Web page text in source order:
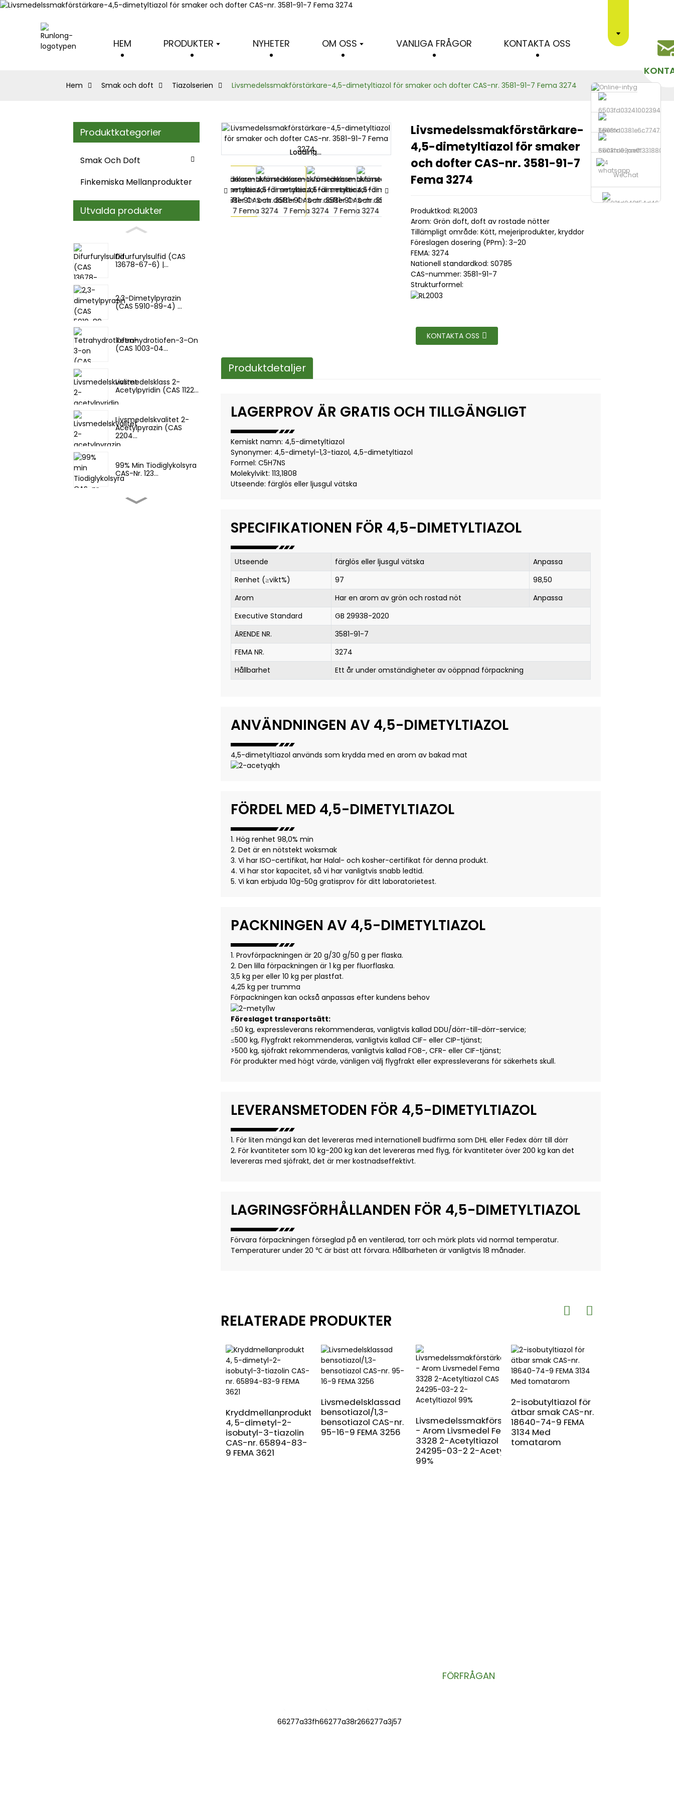
HEM PRODUKTER NYHETER OM OSS VANLIGA FRÅGOR KONTAKTA OSS
Telefon
Skicka e-post
whatsapp
WeChat
Tiazolserien
Hem Smak och doft Tiazolserien Livsmedelssmakförstärkare-4,5-dimetyltiazol för smaker och dofter CAS-nr. 3581-91-7 Fema 3274
Produktkategorier
Smak Och Doft
Finkemiska Mellanprodukter
Utvalda produkter
Difurfurylsulfid (CAS
13678-67-6) |...
2,3-Dimetylpyrazin
(CAS 5910-89-4) ...
Tetrahydrotiofen-3-On
(CAS 1003-04...
Livsmedelsklass 2-
Acetylpyridin (CAS 1122...
Livsmedelskvalitet 2-
Acetylpyrazin (CAS
2204...
99% Min Tiodiglykolsyra
CAS-Nr. 123...
Smaker Och Dofter -
Loading...
Loading... Loading...
Loading... Loading...
Loading...
Livsmedelssmakförstärkare-
4,5-dimetyltiazol för smaker
och dofter CAS-nr. 3581-91-7
Fema 3274
Produktkod: RL2003
Arom: Grön doft, doft av rostade nötter
Tillämpligt område: Kött, mejeriprodukter, kryddor
Föreslagen dosering (PPm): 3–20
FEMA: 3274
Nationell standardkod: S0785
CAS-nummer: 3581-91-7
Strukturformel:
KONTAKTA OSS
Produktdetaljer
LAGERPROV ÄR GRATIS OCH TILLGÄNGLIGT
Kemiskt namn: 4,5-dimetyltiazol
Synonymer: 4,5-dimetyl-1,3-tiazol, 4,5-dimetyltiazol
Formel: C5H7NS
Molekylvikt: 113,1808
Utseende: färglös eller ljusgul vätska
SPECIFIKATIONEN FÖR 4,5-DIMETYLTIAZOL
Utseende färglös eller ljusgul vätska
Anpassa
Renhet (≥vikt%)
97
98,50
Arom
Har en arom av grön och rostad nöt
Anpassa
Executive Standard
GB 29938-2020
ÄRENDE NR.
3581-91-7
FEMA NR.
3274
Hållbarhet
Ett år under omständigheter av oöppnad förpackning
ANVÄNDNINGEN AV 4,5-DIMETYLTIAZOL
4,5-dimetyltiazol används som krydda med en arom av bakad mat
FÖRDEL MED 4,5-DIMETYLTIAZOL
1. Hög renhet 98,0% min
2. Det är en nötstekt woksmak
3. Vi har ISO-certifikat, har Halal- och kosher-certifikat för denna produkt.
4. Vi har stor kapacitet, så vi har vanligtvis snabb ledtid.
5. Vi kan erbjuda 10g-50g gratisprov för ditt laboratorietest.
PACKNINGEN AV 4,5-DIMETYLTIAZOL
1. Provförpackningen är 20 g/30 g/50 g per flaska.
2. Den lilla förpackningen är 1 kg per fluorflaska.
3,5 kg per eller 10 kg per plastfat.
4,25 kg per trumma
Förpackningen kan också anpassas efter kundens behov
Föreslaget transportsätt:
≤50 kg, expressleverans rekommenderas, vanligtvis kallad DDU/dörr-till-dörr-service;
≤500 kg, Flygfrakt rekommenderas, vanligtvis kallad CIF- eller CIP-tjänst;
>500 kg, sjöfrakt rekommenderas, vanligtvis kallad FOB-, CFR- eller CIF-tjänst;
För produkter med högt värde, vänligen välj flygfrakt eller expressleverans för säkerhets skull.
LEVERANSMETODEN FÖR 4,5-DIMETYLTIAZOL
1. För liten mängd kan det levereras med internationell budfirma som DHL eller Fedex dörr till dörr
2. För kvantiteter som 10 kg-200 kg kan det levereras med flyg, för kvantiteter över 200 kg kan det
levereras med sjöfrakt, det är mer kostnadseffektivt.
LAGRINGSFÖRHÅLLANDEN FÖR 4,5-DIMETYLTIAZOL
Förvara förpackningen förseglad på en ventilerad, torr och mörk plats vid normal temperatur.
Temperaturer under 20 ℃ är bäst att förvara. Hållbarheten är vanligtvis 18 månader.
RELATERADE PRODUKTER
Kryddmellanprodukt
4, 5-dimetyl-2-
isobutyl-3-tiazolin
CAS-nr. 65894-83-
9 FEMA 3621
Livsmedelsklassad
bensotiazol/1,3-
bensotiazol CAS-nr.
95-16-9 FEMA 3256
Livsmedelssmakförstärkare
- Arom Livsmedel Fema
3328 2-Acetyltiazol CAS
24295-03-2 2-Acetyltiazol
99%
2-isobutyltiazol för
ätbar smak CAS-nr.
18640-74-9 FEMA
3134 Med
tomatarom
FÖRFRÅGAN